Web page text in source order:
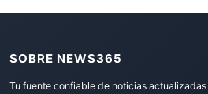
SOBRE NEWS365
Tu fuente confiable de noticias